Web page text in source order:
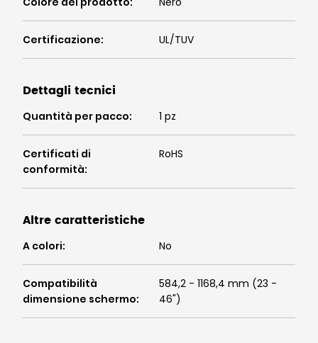
Certificazione: UL/TUV
Dettagli tecnici
Quantità per pacco: 1 pz
Certificati di
conformità:
RoHS
Altre caratteristiche
A colori: No
Compatibilità
dimensione schermo:
584,2 - 1168,4 mm (23 -
46")